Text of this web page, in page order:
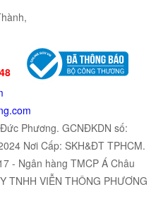
Phương. GCNĐKDN số:
Nơi Cấp: SKH&ĐT TPHCM.
- Ngân hàng TMCP Á Châu
TNHH VIỄN THÔNG PHƯƠNG